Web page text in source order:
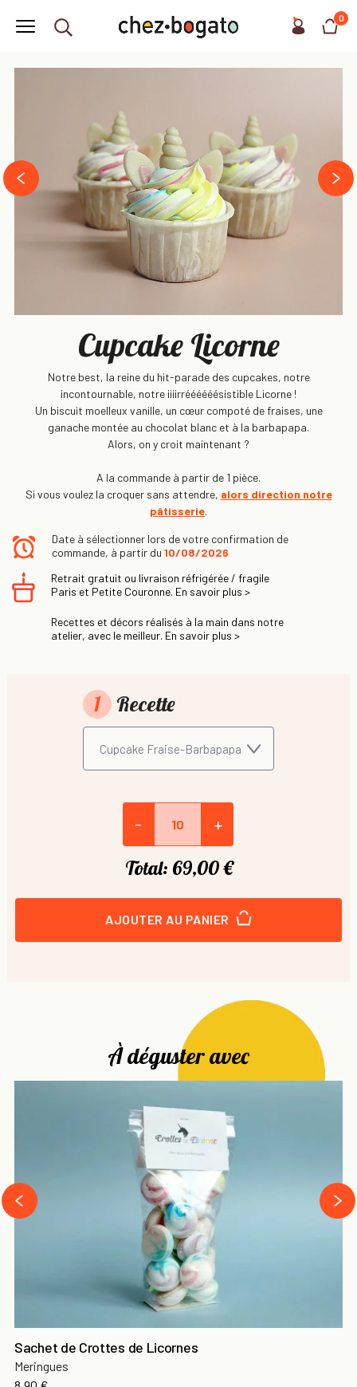
0
prev
next
Cupcake Licorne
Notre best, la reine du hit-parade des cupcakes, notre
incontournable, notre iiiirréééééésistible Licorne !
Un biscuit moelleux vanille, un cœur compoté de fraises, une
ganache montée au chocolat blanc et à la barbapapa.
Alors, on y croit maintenant ?
A la commande à partir de 1 pièce.
Si vous voulez la croquer sans attendre, alors direction notre
pâtisserie.
Date à sélectionner lors de votre confirmation de
commande, à partir du 10/08/2026
Retrait gratuit ou livraison réfrigérée / fragile
Paris et Petite Couronne. En savoir plus >
Recettes et décors réalisés à la main dans notre
atelier, avec le meilleur. En savoir plus >
1 Recette
- +
Total: 69,00 €
AJOUTER AU PANIER
À déguster avec
Sachet de Crottes de Licornes
Meringues
prev
next